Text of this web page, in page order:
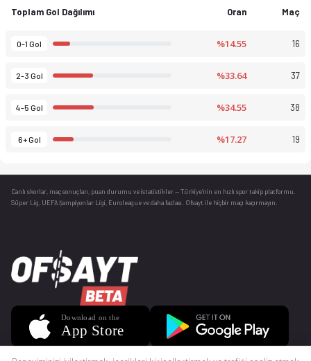
Toplam Gol Dağılımı Oran Maç
0-1 Gol %14.55 16
2-3 Gol %33.64 37
4-5 Gol %34.55 38
6+ Gol %17.27 19
Canlı skorlar , maç sonuçları, puan durumu ve istatistikler — Türkiye’nin en hızlı spor takip platformu.
Süper Lig, UEFA Şampiyonlar Ligi, Euroleague ve daha fazlası. Ofsayt ile hiçbir maçı kaçırmayın.